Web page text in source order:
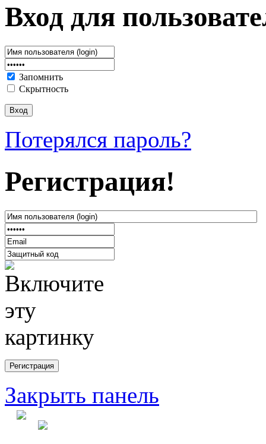
Вход для
Запомнить
Скрытность
Потерялся пароль?
Регистрация!
Закрыть панель